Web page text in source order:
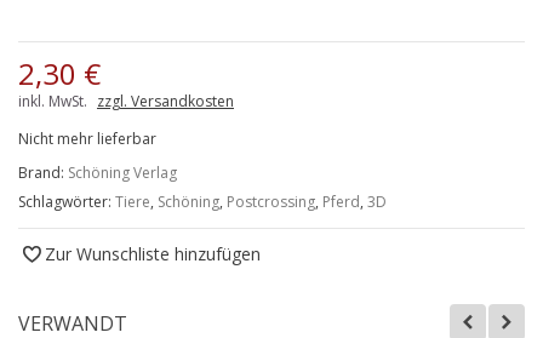
2,30 €
inkl. MwSt. zzgl. Versandkosten
Nicht mehr lieferbar
Brand: Schöning Verlag
Schlagwörter: Tiere, Schöning, Postcrossing, Pferd, 3D
Zur Wunschliste hinzufügen
VERWANDT